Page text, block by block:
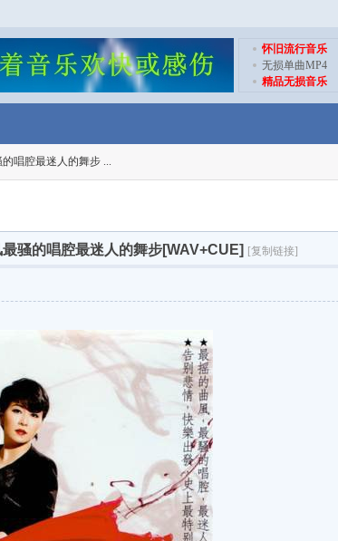
怀旧流行音乐
无损单曲MP4
精品无损音乐
唱腔最迷人的舞步 ...
骚的唱腔最迷人的舞步[WAV+CUE] [复制链接]